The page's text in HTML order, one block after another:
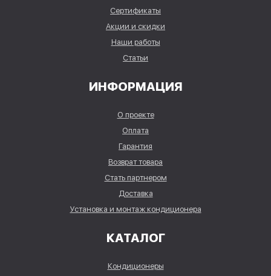
Сертификаты
Акции и скидки
Наши работы
Статьи
ИНФОРМАЦИЯ
О проекте
Оплата
Гарантия
Возврат товара
Стать партнером
Доставка
Установка и монтаж кондиционера
КАТАЛОГ
Кондиционеры